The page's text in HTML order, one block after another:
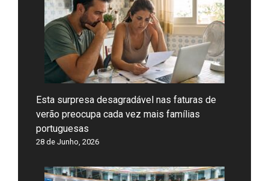
Esta surpresa desagradável nas faturas de
verão preocupa cada vez mais famílias
portuguesas
28 de Junho, 2026